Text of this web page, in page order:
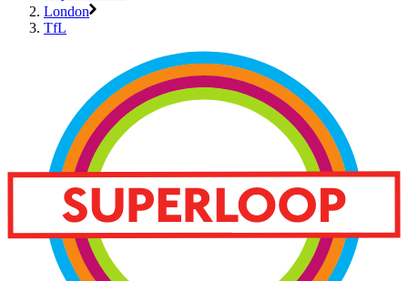
London
TfL